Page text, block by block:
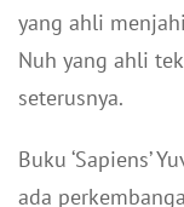
yang ahli
Nuh yang ahli
seterusnya.
Buku ‘Sapiens’
ada